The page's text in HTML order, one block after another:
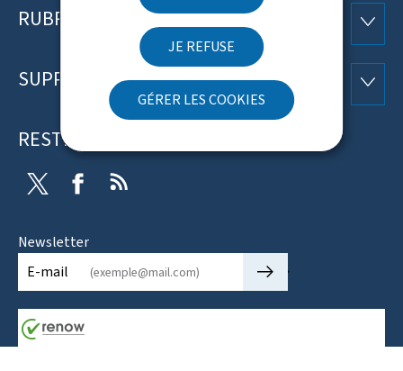
JE REFUSE
GÉRER LES COOKIES
Pied
page
RUBRIQUES
SUPPORT
RESTEZ CONNECTÉ
Twitter Facebook
Newsletter
E-mail
🡒